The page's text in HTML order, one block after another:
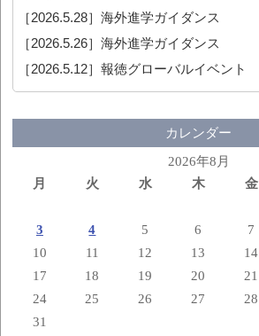
［2026.5.28］海外進学ガイダンス
［2026.5.26］海外進学ガイダンス
［2026.5.12］報徳グローバルイベント
カレンダー
2026年8月
月
火 水 木 金
3
4 5 6 7
10
11 12 13 14
17
18 19 20 21
24
25 26 27 28
31